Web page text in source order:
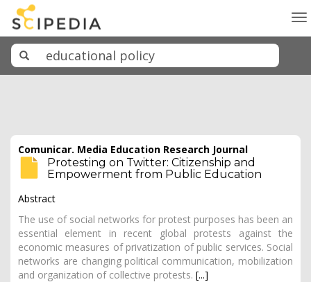
Comunicar. Media Education Research Journal
Protesting on Twitter: Citizenship and
Empowerment from Public Education
Abstract
The use of social networks for protest purposes has been an
essential element in recent global protests against the
economic measures of privatization of public services. Social
networks are changing political communication, mobilization
and organization of collective protests. [...]